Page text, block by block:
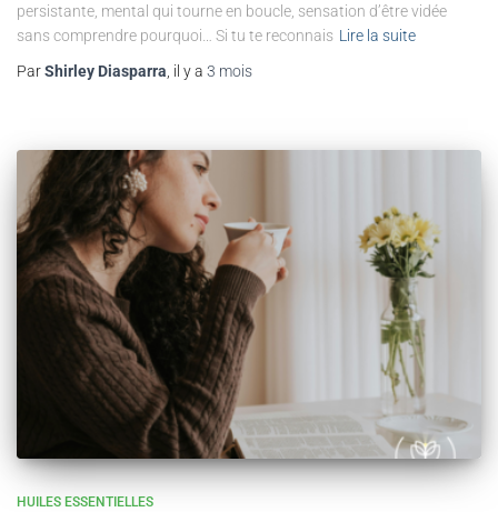
persistante, mental qui tourne en boucle, sensation d’être vidée
sans comprendre pourquoi… Si tu te reconnais Lire la suite
ParShirley Diasparra , il y a 3 mois
HUILES ESSENTIELLES